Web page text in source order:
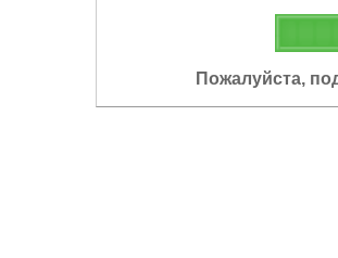
Пожалуйста,